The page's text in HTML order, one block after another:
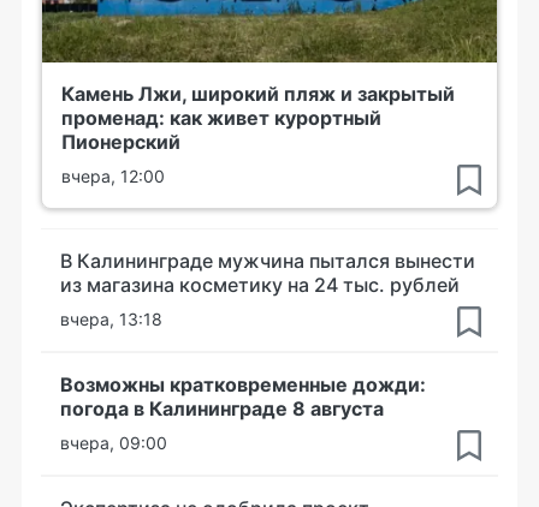
Камень Лжи, широкий пляж и закрытый
променад: как живет курортный
Пионерский
вчера, 12:00
В Калининграде мужчина пытался вынести
из магазина косметику на 24 тыс. рублей
вчера, 13:18
Возможны кратковременные дожди:
погода в Калининграде 8 августа
вчера, 09:00